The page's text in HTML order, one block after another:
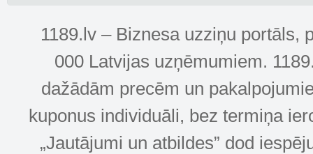
1189.lv – Biznesa uzziņu portāls,
000 Latvijas uzņēmumiem.
dažādām precēm un
kuponus individuāli, bez termiņa
„Jautājumi un atbildes” dod